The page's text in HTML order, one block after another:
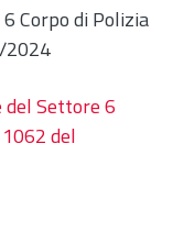
Corpo di Polizia
2024
del Settore 6
del